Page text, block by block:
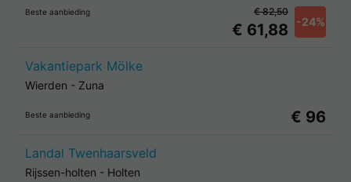
Beste aanbieding
€ 61,88 -24%
€ 82,50
Vakantiepark Mölke
Wierden - Zuna
Beste aanbieding € 96
Landal Twenhaarsveld
Rijssen-holten - Holten